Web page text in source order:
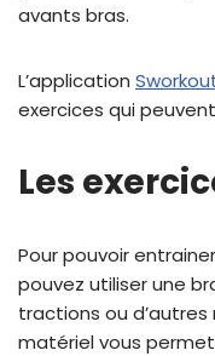
avants bras.
L’application
exercices qui
Les
Pour pouvoir
pouvez utiliser une
tractions ou
matériel vous